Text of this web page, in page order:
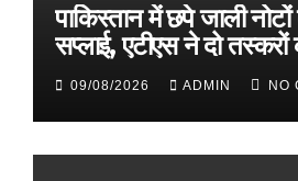
पाकिस्तान में छपे जाली
सप्लाई, एटीएस ने दो
09/08/2026 ADMIN NO